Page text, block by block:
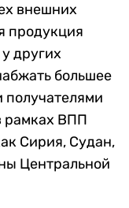
внешних
продукция
других
большее
рамках ВПП
Сирия, Судан,
Центральной